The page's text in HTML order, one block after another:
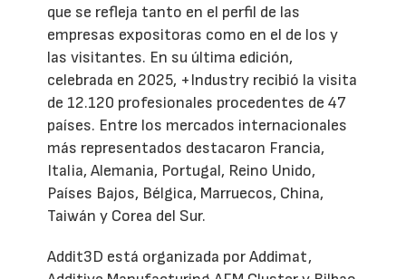
que se refleja tanto en el perfil de las
empresas expositoras como en el de los y
las visitantes. En su última edición,
celebrada en 2025, +Industry recibió la visita
de 12.120 profesionales procedentes de 47
países. Entre los mercados internacionales
más representados destacaron Francia,
Italia, Alemania, Portugal, Reino Unido,
Países Bajos, Bélgica, Marruecos, China,
Taiwán y Corea del Sur.
Addit3D está organizada por Addimat,